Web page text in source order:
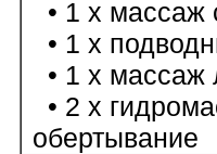
• 1 х массаж
• 1 х
• 1 х
• 2 х
обертывание